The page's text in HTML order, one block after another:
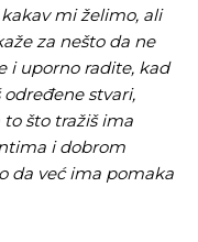
živi!
što ste
Redakcija
živi!
što ste
Redakcija
mi želimo, ali
za nešto da ne
i uporno radite, kad
određene stvari,
što tražiš ima
i dobrom
da već ima pomaka